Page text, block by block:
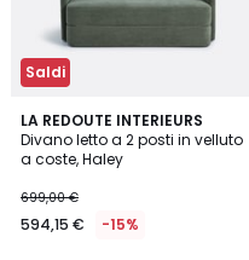
Saldi
LA REDOUTE INTERIEURS
Divano letto a 2 posti in velluto
a coste, Haley
699,00 €
594,15 € -15%
5
/
5
2
Colori